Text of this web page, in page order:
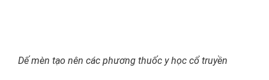
Dế mèn tạo nên các phương thuốc y học cổ truyền